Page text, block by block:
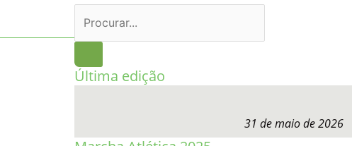
Última edição
31 de maio de 2026